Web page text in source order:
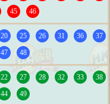
45 46
20 25 26 31 36
37
47 48
22 27 28 32 33
38
44 49